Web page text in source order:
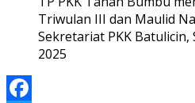
Triwulan III dan Maulid
Sekretariat PKK Batulicin,
2025